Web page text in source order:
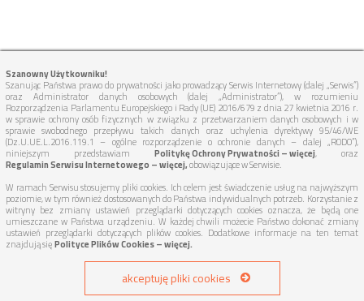
Szanowny Użytkowniku!
Szanując Państwa prawo do prywatności jako prowadzący Serwis Internetowy (dalej „Serwis”)
oraz Administrator danych osobowych (dalej „Administrator”), w rozumieniu
Rozporządzenia Parlamentu Europejskiego i Rady (UE) 2016/679 z dnia 27 kwietnia 2016 r.
w sprawie ochrony osób fizycznych w związku z przetwarzaniem danych osobowych i w
sprawie swobodnego przepływu takich danych oraz uchylenia dyrektywy 95/46/WE
(Dz.U.UE.L.2016.119.1 – ogólne rozporządzenie o ochronie danych – dalej „RODO”),
niniejszym przedstawiam Politykę Ochrony Prywatności – więcej, oraz
Regulamin Serwisu Internetowego – więcej,obowiązujące w Serwisie.
W ramach Serwisu stosujemy pliki cookies. Ich celem jest świadczenie usług na najwyższym
poziomie, w tym również dostosowanych do Państwa indywidualnych potrzeb. Korzystanie z
witryny bez zmiany ustawień przeglądarki dotyczących cookies oznacza, że będą one
umieszczane w Państwa urządzeniu. W każdej chwili możecie Państwo dokonać zmiany
ustawień przeglądarki dotyczących plików cookies. Dodatkowe informacje na ten temat
znajdują sięPolityce Plików Cookies – więcej.
akceptuję pliki cookies